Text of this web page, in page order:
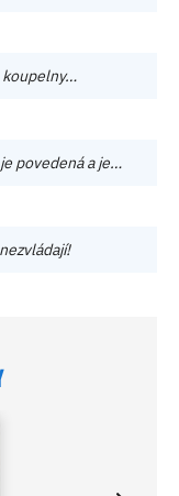
koupelny…
povedená a je…